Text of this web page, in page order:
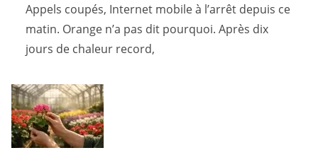
Appels coupés, Internet mobile à l’arrêt depuis ce
matin. Orange n’a pas dit pourquoi. Après dix
jours de chaleur record,